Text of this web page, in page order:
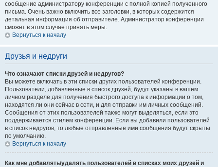
сообщение администратору конференции с полной копией полученного
письма. Очень важно включить все заголовки, в которых содержится
детальная информация об отправителе. Администратор конференции
сможет в этом случае принять меры.
Вернуться к началу
Друзья и недруги
Что означают списки друзей и недругов?
Вы можете включать в эти списки других пользователей конференции.
Пользователи, добавленные в список друзей, будут указаны в вашем
личном разделе для получения быстрого доступа к информации о том,
находятся ли они сейчас в сети, и для отправки им личных сообщений.
Сообщения от этих пользователей также могут выделяться, если это
поддерживается стилем конференции. Если вы добавили пользователей
в список недругов, то любые отправленные ими сообщения будут скрыты
по умолчанию.
Вернуться к началу
Как мне добавлять/удалять пользователей в списках моих друзей и